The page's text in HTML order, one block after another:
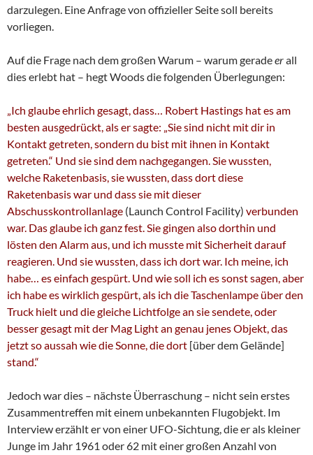
darzulegen. Eine Anfrage von offizieller Seite soll bereits
vorliegen.
Auf die Frage nach dem großen Warum – warum geradeerall
dies erlebt hat – hegt Woods die folgenden Überlegungen:
„Ich glaube ehrlich gesagt, dass… Robert Hastings hat es am
besten ausgedrückt, als er sagte: „Sie sind nicht mit dir in
Kontakt getreten, sondern du bist mit ihnen in Kontakt
getreten.“ Und sie sind dem nachgegangen. Sie wussten,
welche Raketenbasis, sie wussten, dass dort diese
Raketenbasis war und dass sie mit dieser
Abschusskontrollanlage (Launch Control Facility) verbunden
war. Das glaube ich ganz fest. Sie gingen also dorthin und
lösten den Alarm aus, und ich musste mit Sicherheit darauf
reagieren. Und sie wussten, dass ich dort war. Ich meine, ich
habe… es einfach gespürt. Und wie soll ich es sonst sagen, aber
ich habe es wirklich gespürt, als ich die Taschenlampe über den
Truck hielt und die gleiche Lichtfolge an sie sendete, oder
besser gesagt mit der Mag Light an genau jenes Objekt, das
jetzt so aussah wie die Sonne, die dort [über dem Gelände]
stand.“
Jedoch war dies – nächste Überraschung – nicht sein erstes
Zusammentreffen mit einem unbekannten Flugobjekt. Im
Interview erzählt er von einer UFO-Sichtung, die er als kleiner
Junge im Jahr 1961 oder 62 mit einer großen Anzahl von